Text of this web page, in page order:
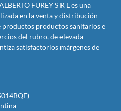
FUREY S R L es una
en la venta y distribución
productos sanitarios e
del rubro, de elevada
satisfactorios márgenes de